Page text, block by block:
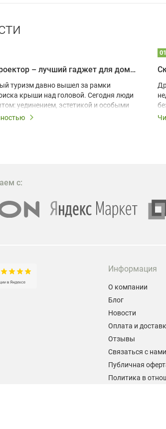
Почему проектор – лучший гаджет для домика в глэмпинге
туризм давно вышел за рамки
крыши над головой. Сегодня люди
уединением, эстетикой и особыми
Владельцы A-frame домов,
и бюджетных способов стать
с:
Информация
О компании
Блог
Новости
Оплата и
Отзывы
Связаться с нами
Публичная
Политика в